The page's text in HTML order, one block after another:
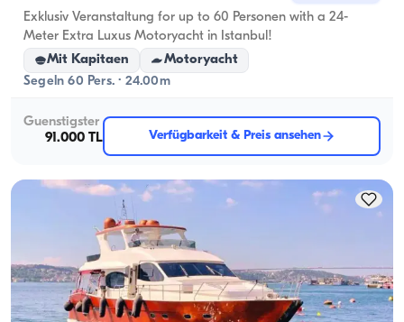
Exklusiv Veranstaltung for up to 60 Personen with a 24-
Meter Extra Luxus Motoryacht in Istanbul!
Mit Kapitaen
Motoryacht
Segeln 60 Pers. · 24.00m
Guenstigster
91.000 TL
Verfügbarkeit & Preis ansehen